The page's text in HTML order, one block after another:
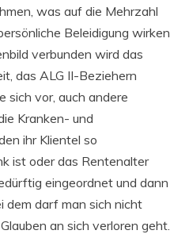
was auf die Mehrzahl
Beleidigung wirken
verbunden wird das
das ALG II-Beziehern
sich vor, auch andere
Kranken- und
ihr Klientel so
ist oder das Rentenalter
eingeordnet und dann
dem darf man sich nicht
an sich verloren geht.